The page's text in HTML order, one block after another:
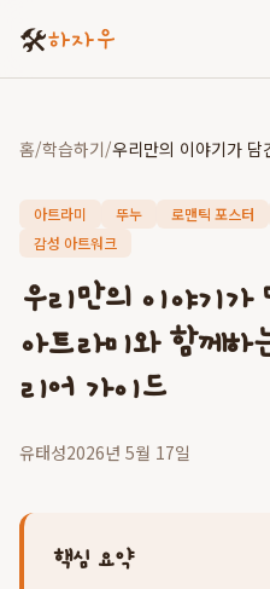
🛠️하자우
홈/학습하기/
아트라미 뚜누 로맨틱 포스터
감성 아트워크
우리만의 이야기가
아트라미와 함께하
리어 가이드
유태성2026년 5월 17일
핵심 요약